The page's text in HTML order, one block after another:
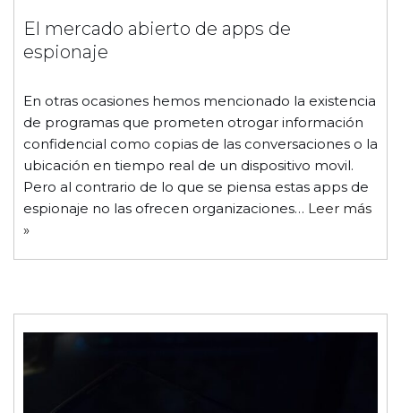
El mercado abierto de apps de
espionaje
En otras ocasiones hemos mencionado la existencia
de programas que prometen otrogar información
confidencial como copias de las conversaciones o la
ubicación en tiempo real de un dispositivo movil.
Pero al contrario de lo que se piensa estas apps de
espionaje no las ofrecen organizaciones… Leer más
»